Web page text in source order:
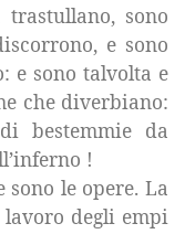
sono
e sono
e sono talvolta e
che diverbiano:
bestemmie da
!
sono le opere.La
degli empi